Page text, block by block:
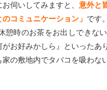
伺いしてみますと、 意外と
コミュニケーション」 です。
憩時のお茶をお出しできな
お好みかしら』といったあ
の敷地内でタバコを吸わな